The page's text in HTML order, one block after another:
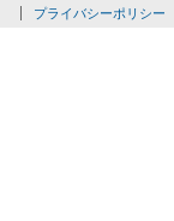
プライバシーポリシー